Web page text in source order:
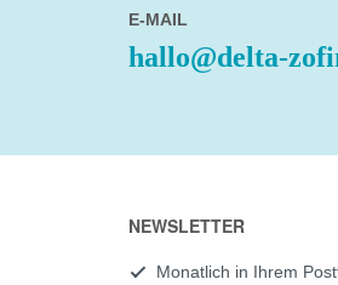
E-MAIL
hallo@delta-
NEWSLETTER
Monatlich in Ihrem